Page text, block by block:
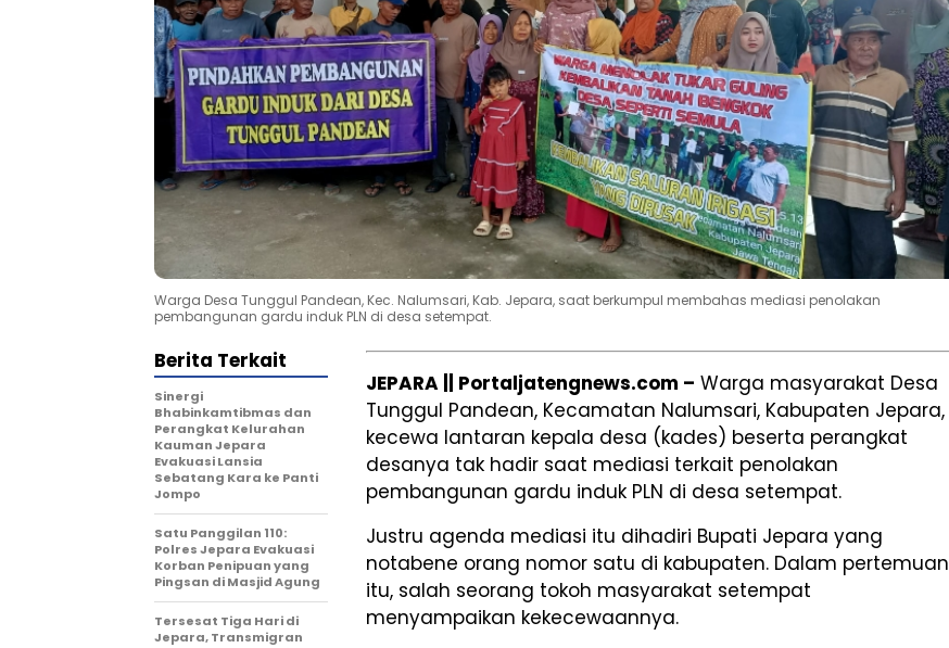
Warga Desa Tunggul Pandean, Kec. Nalumsari, Kab. Jepara, saat berkumpul membahas mediasi penolakan
pembangunan gardu induk PLN di desa setempat.
JEPARA || Portaljatengnews.com – Warga masyarakat Desa
Tunggul Pandean, Kecamatan Nalumsari, Kabupaten Jepara,
kecewa lantaran kepala desa (kades) beserta perangkat
desanya tak hadir saat mediasi terkait penolakan
pembangunan gardu induk PLN di desa setempat.
Justru agenda mediasi itu dihadiri Bupati Jepara yang
notabene orang nomor satu di kabupaten. Dalam pertemuan
itu, salah seorang tokoh masyarakat setempat
menyampaikan kekecewaannya.
Berita Terkait
Sinergi
Bhabinkamtibmas dan
Perangkat Kelurahan
Kauman Jepara
Evakuasi Lansia
Sebatang Kara ke Panti
Jompo
Satu Panggilan 110:
Polres Jepara Evakuasi
Korban Penipuan yang
Pingsan di Masjid Agung
Tersesat Tiga Hari di
Jepara, Transmigran